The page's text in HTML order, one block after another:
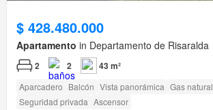
$ 428.480.000
Apartamento in Departamento de Risaralda
2 2 43 m²
Aparcadero Balcón Vista panorámica Gas natural
Seguridad privada Ascensor